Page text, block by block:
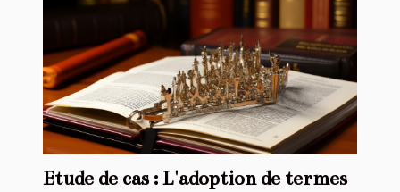
Etude de cas : L'adoption de termes